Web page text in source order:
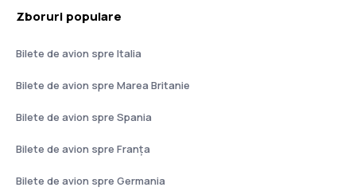
Zboruri populare
Bilete de avion spre Italia
Bilete de avion spre Marea Britanie
Bilete de avion spre Spania
Bilete de avion spre Franţa
Bilete de avion spre Germania